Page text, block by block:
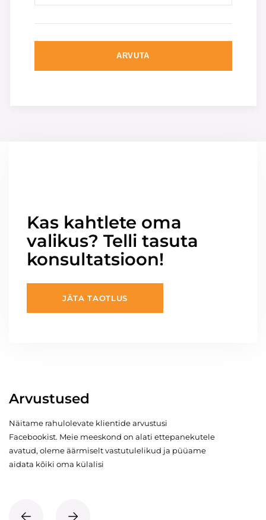
ARVUTA
Kas kahtlete oma
valikus? Telli tasuta
konsultatsioon!
JÄTA TAOTLUS
Arvustused
Näitame rahulolevate klientide arvustusi
Facebookist. Meie meeskond on alati ettepanekutele
avatud, oleme äärmiselt vastutulelikud ja püüame
aidata kõiki oma külalisi